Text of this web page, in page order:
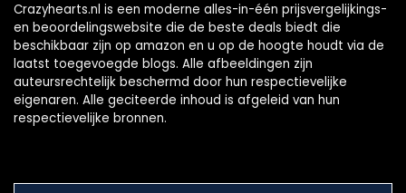
Crazyhearts.nl is een moderne alles-in-één prijsvergelijkings-
en beoordelingswebsite die de beste deals biedt die
beschikbaar zijn op amazon en u op de hoogte houdt via de
laatst toegevoegde blogs. Alle afbeeldingen zijn
auteursrechtelijk beschermd door hun respectievelijke
eigenaren. Alle geciteerde inhoud is afgeleid van hun
respectievelijke bronnen.